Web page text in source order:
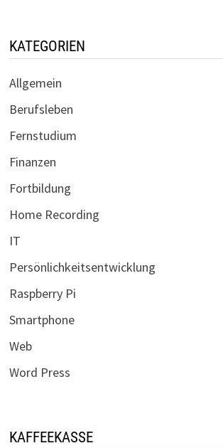
KATEGORIEN
Allgemein
Berufsleben
Fernstudium
Finanzen
Fortbildung
Home Recording
IT
Persönlichkeitsentwicklung
Raspberry Pi
Smartphone
Web
Word Press
KAFFEEKASSE